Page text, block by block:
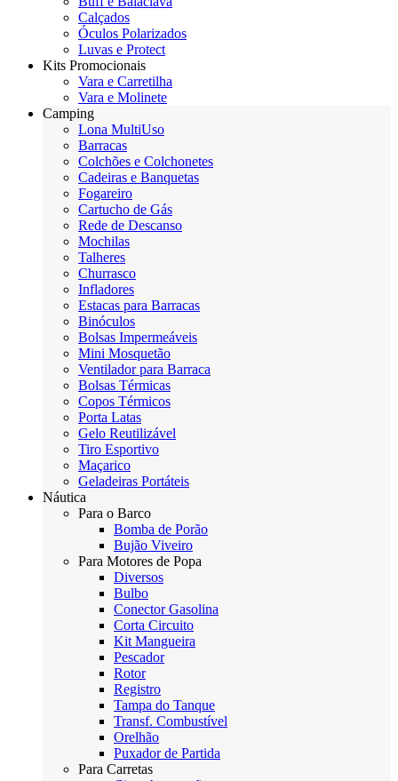
Calçados
Óculos Polarizados
Luvas e Protect
Kits Promocionais
Vara e Carretilha
Vara e Molinete
Camping
Lona MultiUso
Barracas
Colchões e Colchonetes
Cadeiras e Banquetas
Fogareiro
Cartucho de Gás
Rede de Descanso
Mochilas
Talheres
Churrasco
Infladores
Estacas para Barracas
Binóculos
Bolsas Impermeáveis
Mini Mosquetão
Ventilador para Barraca
Bolsas Térmicas
Copos Térmicos
Porta Latas
Gelo Reutilizável
Tiro Esportivo
Maçarico
Geladeiras Portáteis
Náutica
Para o Barco
Bomba de Porão
Bujão Viveiro
Para Motores de Popa
Diversos
Bulbo
Conector Gasolina
Corta Circuito
Kit Mangueira
Pescador
Rotor
Registro
Tampa do Tanque
Transf. Combustível
Orelhão
Puxador de Partida
Para Carretas